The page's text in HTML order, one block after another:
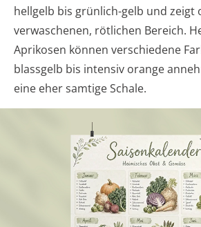
hellgelb bis grünlich-gelb und zeigt
verwaschenen, rötlichen Bereich.
Aprikosen können verschiedene
blassgelb bis intensiv orange
eine eher samtige Schale.